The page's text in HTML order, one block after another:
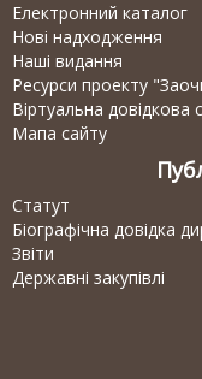
Електронний каталог
Нові надходження
Наші видання
Ресурси проекту
Віртуальна довідкова
Мапа сайту
Статут
Біографічна довідка
Звіти
Державні закупівлі